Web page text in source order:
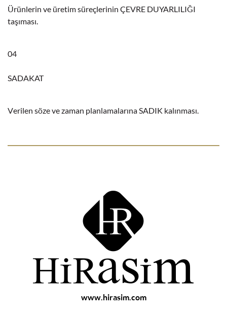
Ürünlerin ve üretim süreçlerinin ÇEVRE DUYARLILIĞI
taşıması.
04
SADAKAT
Verilen söze ve zaman planlamalarına SADIK kalınması.
www.hirasim.com